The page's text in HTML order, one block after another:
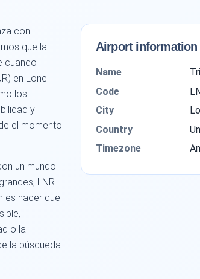
con
que la
cuando
en Lone
los
y
el momento
un mundo
LNR
es hacer que
o la
la búsqueda
Airport information
Name
Code
City
Country
Timezone